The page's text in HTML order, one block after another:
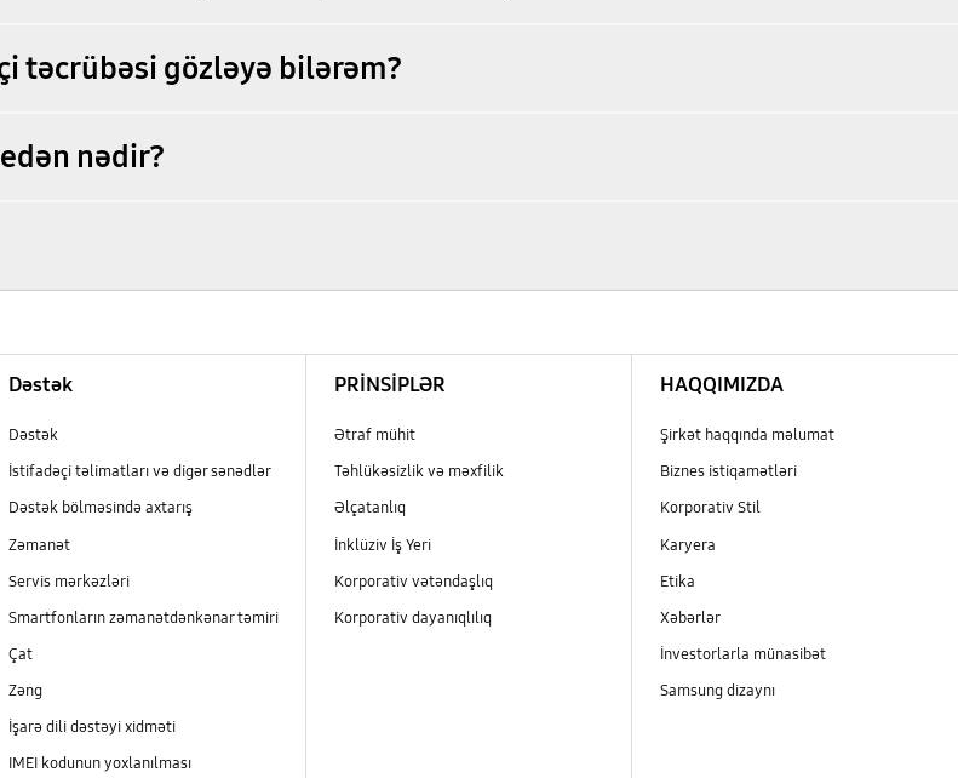
təcrübəsi gözləyə bilərəm?
nədir?
Dəstək
Dəstək
İstifadəçi təlimatları və digər sənədlər
Dəstək bölməsində axtarış
Zəmanət
Servis mərkəzləri
Smartfonların zəmanətdənkənar təmiri
Çat
Zəng
İşarə dili dəstəyi xidməti
IMEI kodunun yoxlanılması
PRİNSİPLƏR
Ətraf mühit
Təhlükəsizlik və məxfilik
Əlçatanlıq
İnklüziv İş Yeri
Korporativ vətəndaşlıq
Korporativ dayanıqlılıq
HAQQIMIZDA
Şirkət haqqında məlumat
Biznes istiqamətləri
Korporativ Stil
Karyera
Etika
Xəbərlər
İnvestorlarla münasibət
Samsung dizaynı